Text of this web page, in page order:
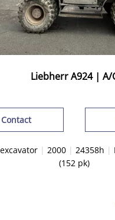
Liebherr A924 | A/
Contact
| 2000 | 24358h |
(152 pk)